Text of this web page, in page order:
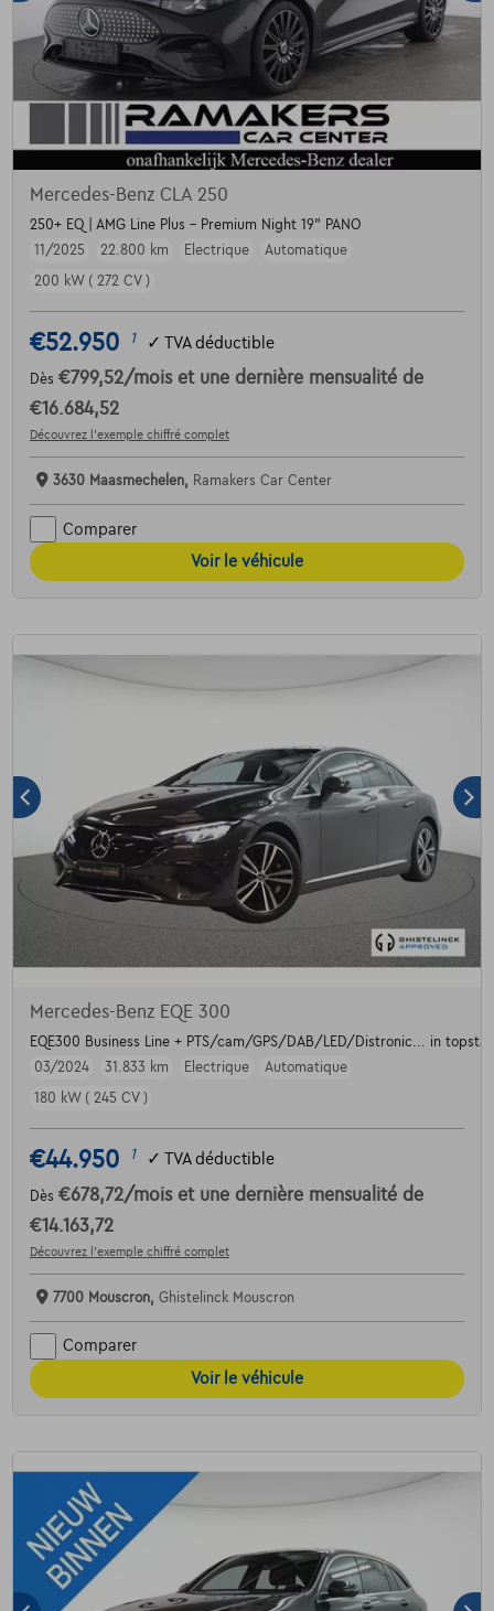
Mercedes-Benz CLA 250
250+ EQ | AMG Line Plus - Premium Night 19" PANO
11/2025
22.800 km Electrique
Automatique
200 kW ( 272 CV )
€52.950 1 ✓ TVA déductible
Dès €799,52/mois et une dernière mensualité de
€16.684,52
Découvrez l’exemple chiffré complet
3630 Maasmechelen, Ramakers Car Center
Comparer
Voir le véhicule
Mercedes-Benz EQE 300
EQE300 Business Line + PTS/cam/GPS/DAB/LED/Distronic... in
03/2024
31.833 km Electrique
Automatique
180 kW ( 245 CV )
€44.950 1 ✓ TVA déductible
Dès €678,72/mois et une dernière mensualité de
€14.163,72
Découvrez l’exemple chiffré complet
7700 Mouscron, Ghistelinck Mouscron
Comparer
Voir le véhicule